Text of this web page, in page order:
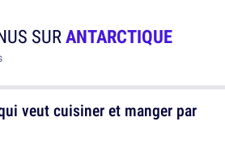
SURANTARCTIQUE
veut cuisiner et manger par